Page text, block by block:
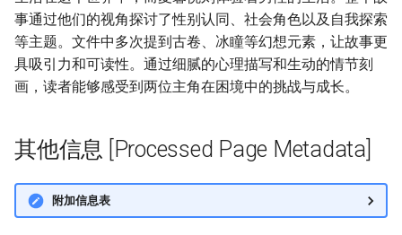
事通过他们的视角探讨了性别认同、社会角色以及自我探索
等主题。文件中多次提到古卷、冰瞳等幻想元素，让故事更
具吸引力和可读性。通过细腻的心理描写和生动的情节刻
画，读者能够感受到两位主角在困境中的挑战与成长。
其他信息 [Processed Page Metadata]
附加信息表